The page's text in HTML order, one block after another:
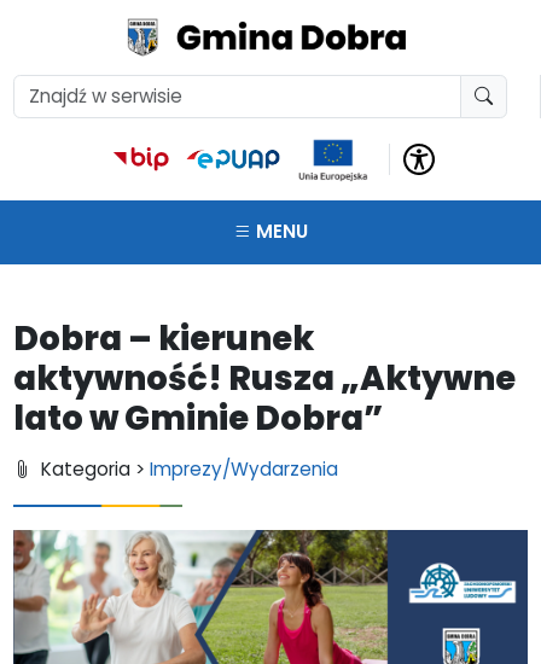
MENU
Dobra – kierunek
aktywność! Rusza „Aktywne
lato w Gminie Dobra”
Kategoria >Imprezy/Wydarzenia